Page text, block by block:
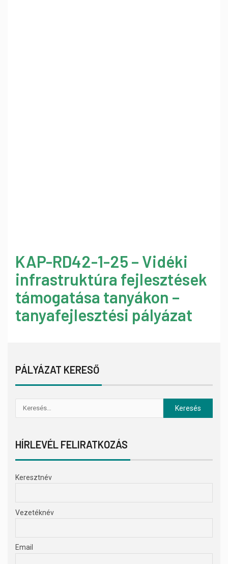
KAP-RD42-1-25 – Vidéki
infrastruktúra fejlesztések
támogatása tanyákon –
tanyafejlesztési pályázat
PÁLYÁZAT KERESŐ
HÍRLEVÉL FELIRATKOZÁS
Keresztnév
Vezetéknév
Email